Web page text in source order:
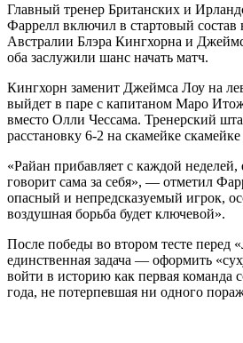
Главный тренер Британских и
Фаррелл включил в стартовый состав
Австралии Блэра Кингхорна и
оба заслужили шанс начать матч.
Кингхорн заменит Джеймса Лоу на
выйдет в паре с капитаном Маро
вместо Олли Чессама. Тренерский
расстановку 6-2 на скамейке
«Райан прибавляет с каждой неделей,
говорит сама за себя», — отметил
опасный и непредсказуемый игрок,
воздушная борьба будет ключевой».
После победы во втором тесте перед
единственная задача — оформить
войти в историю как первая команда
года, не потерпевшая ни одного